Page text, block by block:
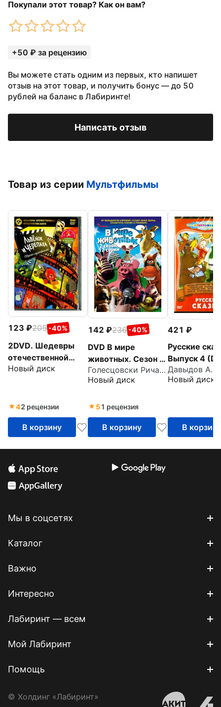
Покупали этот товар? Как он вам?
+50 ₽ за рецензию
Вы можете стать одним из первых, кто напишет
отзыв на этот товар, и получить бонус — до 50
рублей на баланс в Лабиринте!
Написать отзыв
Товар из серии Мультфильмы
123 205 -40%
2DVD. Шедевры
отечественной
мультипликации.
мультики в подарок
Новый диск
42 рецензии
В корзину
142 236 -40%
DVD В мире
животных. Сезон 2.
Серии 1-12
Голесцовски Ричард
Новый диск
51 рецензия
В корзину
421
Русские
Выпуск 4
Давыдов А.
Новый диск
В корзину
Мы в соцсетях
Каталог
Важно
Интересно
Лабиринт — всем
Мой Лабиринт
Помощь
© Холдинг «Лабиринт»